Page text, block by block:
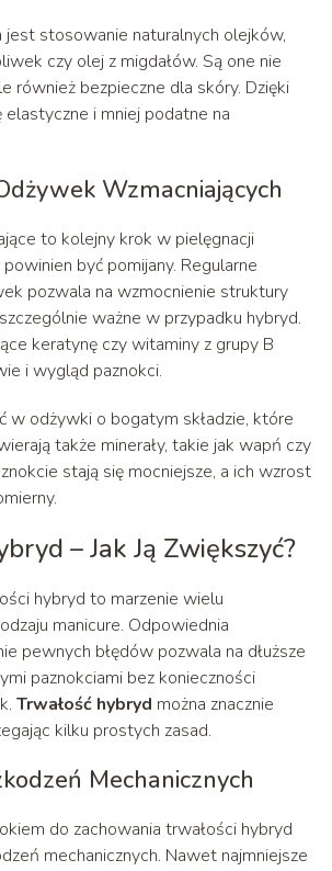
jest stosowanie naturalnych olejków,
czy olej z migdałów. Są one nie
również bezpieczne dla skóry. Dzięki
elastyczne i mniej podatne na
Wzmacniających
to kolejny krok w pielęgnacji
być pomijany. Regularne
pozwala na wzmocnienie struktury
ważne w przypadku hybryd.
keratynę czy witaminy z grupy B
i wygląd paznokci.
odżywki o bogatym składzie, które
także minerały, takie jak wapń czy
stają się mocniejsze, a ich wzrost
– Jak Ją Zwiększyć?
hybryd to marzenie wielu
manicure. Odpowiednia
pewnych błędów pozwala na dłuższe
paznokciami bez konieczności
Trwałość hybryd można znacznie
kilku prostych zasad.
Mechanicznych
do zachowania trwałości hybryd
mechanicznych. Nawet najmniejsze